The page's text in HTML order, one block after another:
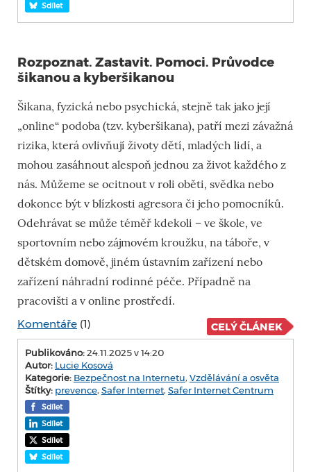
Sdílet
Rozpoznat. Zastavit. Pomoci. Průvodce
šikanou a kyberšikanou
Šikana, fyzická nebo psychická, stejně tak jako její
„online“ podoba (tzv. kyberšikana), patří mezi závažná
rizika, která ovlivňují životy dětí, mladých lidí, a
mohou zasáhnout alespoň jednou za život každého z
nás. Můžeme se ocitnout v roli oběti, svědka nebo
dokonce být v blízkosti agresora či jeho pomocníků.
Odehrávat se může téměř kdekoli – ve škole, ve
sportovním nebo zájmovém kroužku, na táboře, v
dětském domově, jiném ústavním zařízení nebo
zařízení náhradní rodinné péče. Případně na
pracovišti a v online prostředí.
Komentáře (1) CELÝ ČLÁNEK
Publikováno:24.11.2025 v 14:20
Autor: Lucie Kosová
Kategorie: Bezpečnost na Internetu, Vzdělávání a osvěta
Štítky: prevence, Safer Internet, Safer Internet Centrum
Sdílet
Sdílet
Sdílet
Sdílet